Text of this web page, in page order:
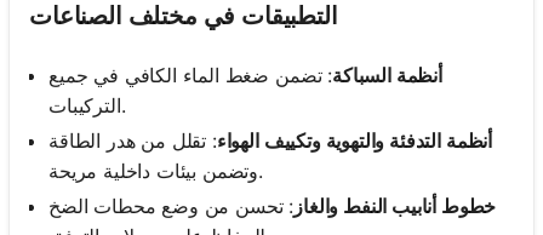
التطبيقات في مختلف الصناعات
أنظمة السباكة: تضمن ضغط الماء الكافي في جميع
التركيبات.
أنظمة التدفئة والتهوية وتكييف الهواء: تقلل من هدر الطاقة
وتضمن بيئات داخلية مريحة.
خطوط أنابيب النفط والغاز : تحسن من وضع محطات الضخ